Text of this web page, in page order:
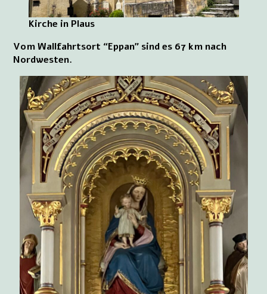
Kirche in Plaus
Vom Wallfahrtsort “Eppan” sind es 67 km nach
Nordwesten.